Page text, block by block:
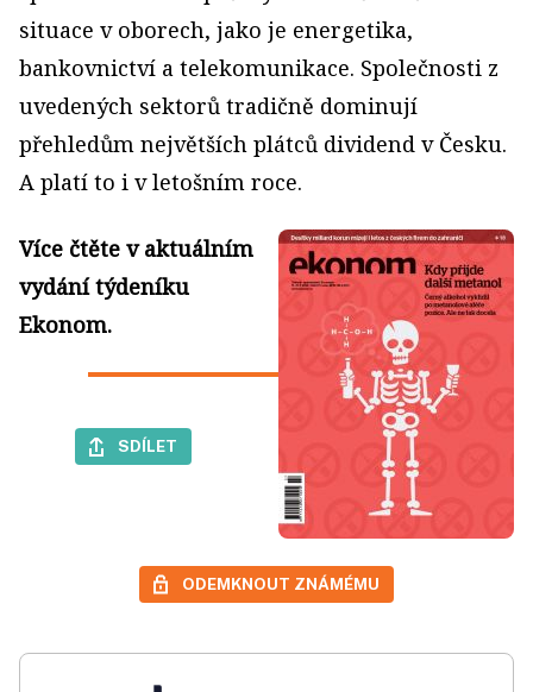
situace v oborech, jako je energetika,
bankovnictví a telekomunikace. Společnosti z
uvedených sektorů tradičně dominují
přehledům největších plátců dividend v Česku.
A platí to i v letošním roce.
Více čtěte v aktuálním
vydání týdeníku
Ekonom.
SDÍLET
ODEMKNOUT ZNÁMÉMU